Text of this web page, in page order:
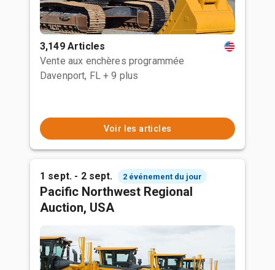
3,149 Articles
Vente aux enchères programmée
Davenport, FL + 9 plus
Voir les articles
1 sept. - 2 sept. 2 événement du jour
Pacific Northwest Regional
Auction, USA